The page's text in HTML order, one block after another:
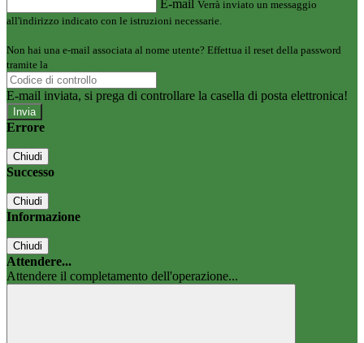
E-mail Verrà inviato un messaggio
all'indirizzo indicato con le istruzioni necessarie.
Non hai una e-mail associata al nome utente? Effettua il reset della password
tramite la
E-mail inviata, si prega di controllare la casella di posta elettronica!
Errore
Chiudi
Successo
Chiudi
Informazione
Chiudi
Attendere...
Attendere il completamento dell'operazione...